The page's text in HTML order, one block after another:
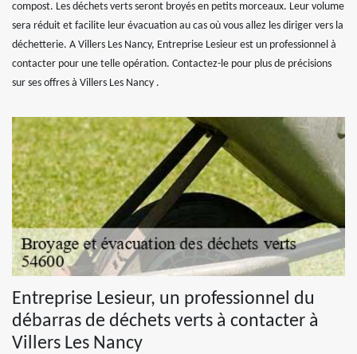
compost. Les déchets verts seront broyés en petits morceaux. Leur volume
sera réduit et facilite leur évacuation au cas où vous allez les diriger vers la
déchetterie. A Villers Les Nancy, Entreprise Lesieur est un professionnel à
contacter pour une telle opération. Contactez-le pour plus de précisions
sur ses offres à Villers Les Nancy .
Entreprise Lesieur, un professionnel du
débarras de déchets verts à contacter à
Villers Les Nancy